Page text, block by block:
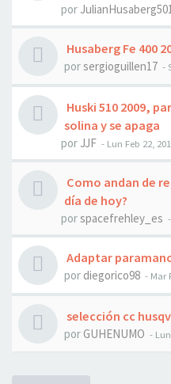
por
Husaberg Fe 400
porsergioguillen17 -
Huski 510 2009,
solina y se apaga
por JJF - Lun Feb 22,
Como andan de
día de hoy?
porspacefrehley_es
Adaptar
por diegorico98 - Mar
selección cc
por GUHENUMO -